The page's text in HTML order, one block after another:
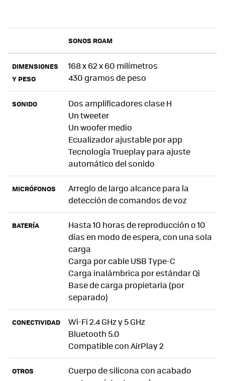
SONOS ROAM
DIMENSIONES
Y PESO
168 x 62 x 60 milímetros
430 gramos de peso
SONIDO
Dos amplificadores clase H
Un tweeter
Un woofer medio
Ecualizador ajustable por app
Tecnología Trueplay para ajuste
automático del sonido
MICRÓFONOS
Arreglo de largo alcance para la
detección de comandos de voz
BATERÍA
Hasta 10 horas de reproducción o 10
días en modo de espera, con una sola
carga
Carga por cable USB Type-C
Carga inalámbrica por estándar Qi
Base de carga propietaria (por
separado)
CONECTIVIDAD
Wi-Fi 2.4 GHz y 5 GHz
Bluetooth 5.0
Compatible con AirPlay 2
OTROS
Cuerpo de silicona con acabado